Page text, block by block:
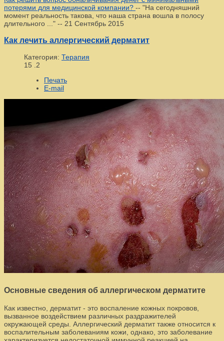
потерями для медицинской компании? -- "На сегодняшний
момент реальность такова, что наша страна вошла в полосу
длительного ..." -- 21 Сентябрь 2015
Как лечить аллергический дерматит
Категория: Терапия
15 .2
Печать
E-mail
Основные сведения об аллергическом дерматите
Как известно, дерматит - это воспаление кожных покровов,
вызванное воздействием различных раздражителей
окружающей среды. Аллергический дерматит также относится к
воспалительным заболеваниям кожи, однако, это заболевание